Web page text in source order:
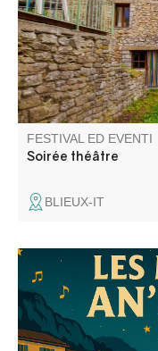
Jahnn vous sera
FESTIVAL ED EVENTI
Soirée théâtre
BLIEUX-IT
Talent local et
interprète avec
chansons de
Elle propose un